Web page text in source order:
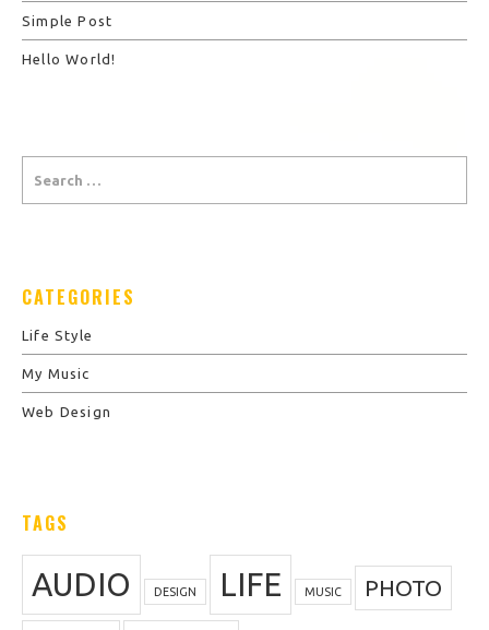
Simple Post
Hello World!
CATEGORIES
Life Style
My Music
Web Design
TAGS
AUDIO DESIGN LIFE MUSIC PHOTO